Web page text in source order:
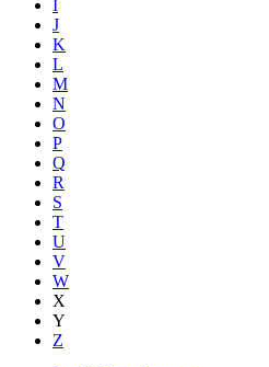
I
J
K
L
M
N
O
P
Q
R
S
T
U
V
W
X
Y
Z